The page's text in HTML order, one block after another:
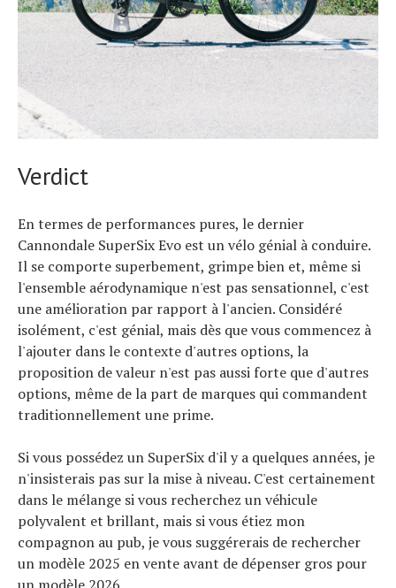
Verdict
En termes de performances pures, le dernier
Cannondale SuperSix Evo est un vélo génial à conduire.
Il se comporte superbement, grimpe bien et, même si
l'ensemble aérodynamique n'est pas sensationnel, c'est
une amélioration par rapport à l'ancien. Considéré
isolément, c'est génial, mais dès que vous commencez à
l'ajouter dans le contexte d'autres options, la
proposition de valeur n'est pas aussi forte que d'autres
options, même de la part de marques qui commandent
traditionnellement une prime.
Si vous possédez un SuperSix d'il y a quelques années, je
n'insisterais pas sur la mise à niveau. C'est certainement
dans le mélange si vous recherchez un véhicule
polyvalent et brillant, mais si vous étiez mon
compagnon au pub, je vous suggérerais de rechercher
un modèle 2025 en vente avant de dépenser gros pour